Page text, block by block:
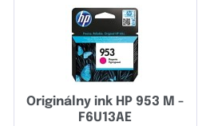
Originálny ink HP 953 M -
F6U13AE